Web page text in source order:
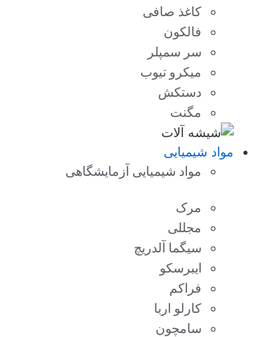
کاغذ صافی
فالکون
سر سمپلر
میکرو تیوب
دستکش
مگنت
مواد شیمیایی
مواد شیمیایی آزمایشگاهی
مرک
مجللی
سیگما آلدریچ
ایبرسکو
فراکم
کارلو اربا
سامچون